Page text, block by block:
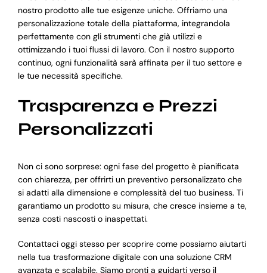
nostro prodotto alle tue esigenze uniche. Offriamo una
personalizzazione totale della piattaforma, integrandola
perfettamente con gli strumenti che già utilizzi e
ottimizzando i tuoi flussi di lavoro. Con il nostro supporto
continuo, ogni funzionalità sarà affinata per il tuo settore e
le tue necessità specifiche.
Trasparenza e Prezzi
Personalizzati
Non ci sono sorprese: ogni fase del progetto è pianificata
con chiarezza, per offrirti un preventivo personalizzato che
si adatti alla dimensione e complessità del tuo business. Ti
garantiamo un prodotto su misura, che cresce insieme a te,
senza costi nascosti o inaspettati.
Contattaci oggi stesso per scoprire come possiamo aiutarti
nella tua trasformazione digitale con una soluzione CRM
avanzata e scalabile. Siamo pronti a guidarti verso il